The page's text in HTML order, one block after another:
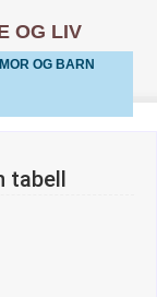
OG LIV
MOR OG BARN
tabell